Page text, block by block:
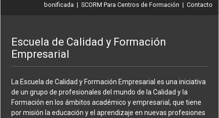
bonificada | SCORM Para Centros de Formación | Contacto
Escuela de Calidad y Formación
Empresarial
La Escuela de Calidad y Formación Empresarial es una iniciativa
de un grupo de profesionales del mundo de la Calidad y la
Formación en los ámbitos académico y empresarial, que tiene
por misión la educación y el aprendizaje en nuevas profesiones